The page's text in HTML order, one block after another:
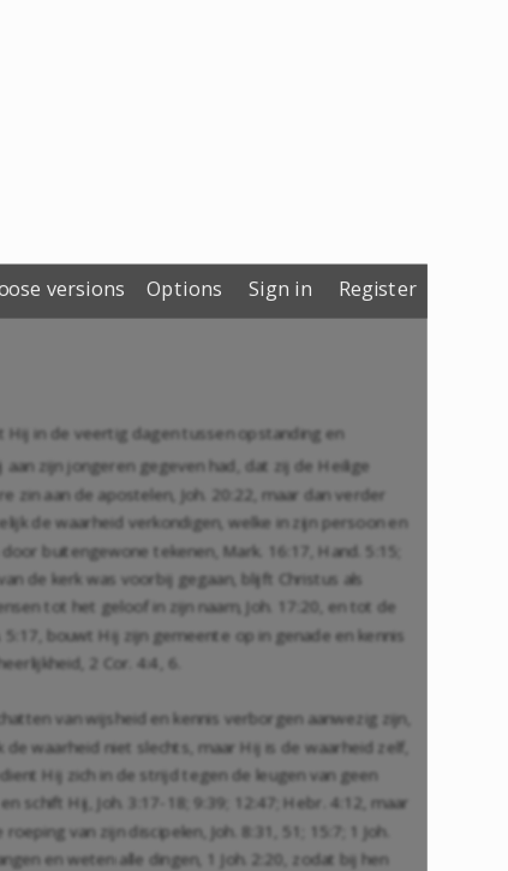
versions Options Sign in Register
in de veertig dagen tussen opstanding en
zijn jongeren gegeven had, dat zij de Heilige
zin aan de apostelen, Joh. 20:22 , maar dan verder
de waarheid verkondigen, welke in zijn persoon en
buitengewone tekenen, Mark. 16:17 Hand. 5:15
de kerk was voorbij gegaan, blijft Christus als
tot het geloof in zijn naam,Joh. 17:20 , en tot de
5:17 , bouwt Hij zijn gemeente op in genade en kennis
2 Cor. 4:4 6
van wijsheid en kennis verborgen aanwezig zijn,
de waarheid niet slechts, maar Hij is de waarheid zelf,
Hij zich in de strijd tegen de leugen van geen
schift Hij,Joh. 3:17-18 9:39 12:47 ;Hebr. 4:12 , maar
van zijn discipelen, Joh. 8:31 51; 15:7 1 Joh.
en weten alle dingen, 1 Joh. 2:20 , zodat bij hen